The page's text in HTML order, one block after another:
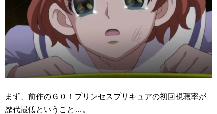
まず、前作のＧＯ！プリンセスプリキュアの初回視聴率が
歴代最低ということ…。